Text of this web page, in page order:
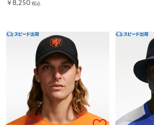
￥8,250 税込